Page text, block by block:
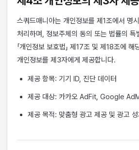
스쿼드매니아는 개인정보를 제1조에서 명
처리하며, 정보주체의 동의 또는 법률의 특
「개인정보 보호법」 제17조 및 제18조에 해
개인정보를 제3자에게 제공합니다.
제공 항목: 기기 ID, 진단 데이터
제공 대상: 카카오 AdFit, Google
제공 목적: 맞춤형 광고 제공 및 광고